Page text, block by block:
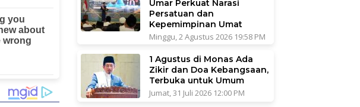
Umar Perkuat Narasi
Persatuan dan
Kepemimpinan Umat
Minggu, 2 Agustus 2026 19:58 PM
1 Agustus di Monas Ada
Zikir dan Doa Kebangsaan,
Terbuka untuk Umum
Jumat, 31 Juli 2026 12:00 PM